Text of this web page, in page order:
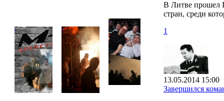
В Литве прошел
стран, среди
1
13.05.2014 15:00
Завершился